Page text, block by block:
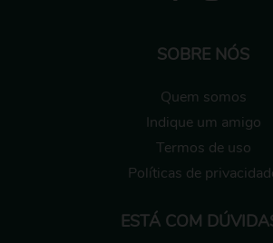
SOBRE NÓS
Quem somos
Indique um amigo
Termos de uso
Políticas de
ESTÁ COM